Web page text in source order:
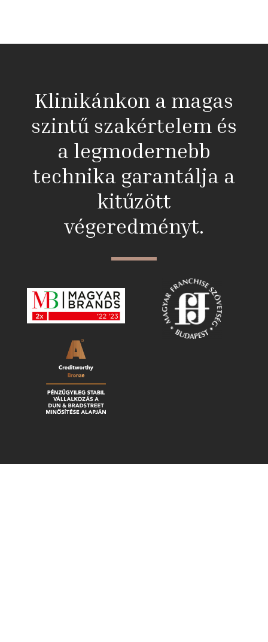
Klinikánkon a magas
szintű szakértelem és
a legmodernebb
technika garantálja a
kitűzött
végeredményt.